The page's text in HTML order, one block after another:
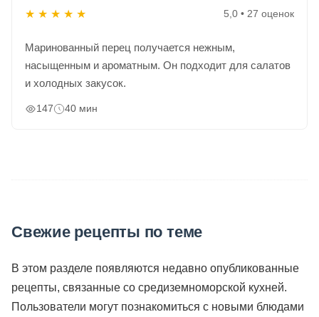
★ ★ ★ ★ ★ 5,0 • 27 оценок
Маринованный перец получается нежным,
насыщенным и ароматным. Он подходит для салатов
и холодных закусок.
147 40 мин
Свежие рецепты по теме
В этом разделе появляются недавно опубликованные
рецепты, связанные со средиземноморской кухней.
Пользователи могут познакомиться с новыми блюдами